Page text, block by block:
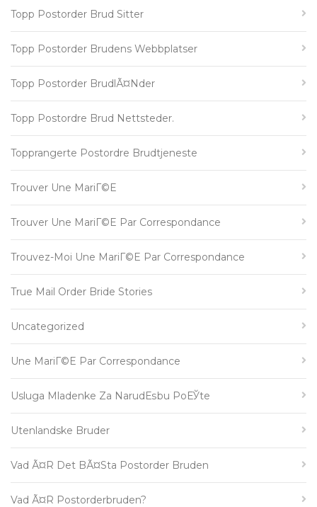
Topp Postorder Brud Sitter
Topp Postorder Brudens Webbplatser
Topp Postorder BrudlÃ¤nder
Topp Postordre Brud Nettsteder.
Topprangerte Postordre Brudtjeneste
Trouver Une MariГ©e
Trouver Une MariГ©e Par Correspondance
Trouvez-Moi Une MariГ©e Par Correspondance
True Mail Order Bride Stories
Uncategorized
Une MariГ©e Par Correspondance
Usluga Mladenke Za NarudЕѕbu PoЕЎte
Utenlandske Bruder
Vad Ã¤r Det BÃ¤sta Postorder Bruden
Vad Ã¤r Postorderbruden?